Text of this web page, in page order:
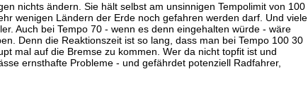
nichts ändern. Sie hält selbst am unsinnigen Tempolimit von 100
wenigen Ländern der Erde noch gefahren werden darf. Und viele
Auch bei Tempo 70 - wenn es denn eingehalten würde - wäre
Denn die Reaktionszeit ist so lang, dass man bei Tempo 100 30
mal auf die Bremse zu kommen. Wer da nicht topfit ist und
ernsthafte Probleme - und gefährdet potenziell Radfahrer,